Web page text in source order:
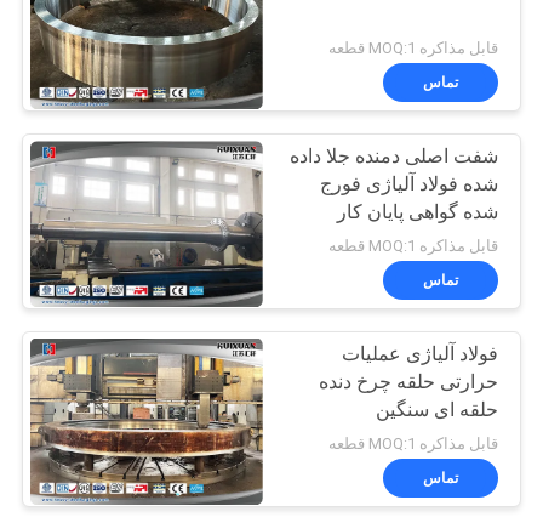
Forged Cylinder
23
Heat Treatment
Forging
14
قابل مذاکره MOQ:1 قطعه
تماس
شفت اصلی دمنده جلا داده
شده فولاد آلیاژی فورج
شده گواهی پایان کار
CNAS
قابل مذاکره MOQ:1 قطعه
تماس
فولاد آلیاژی عملیات
حرارتی حلقه چرخ دنده
حلقه ای سنگین
قابل مذاکره MOQ:1 قطعه
تماس